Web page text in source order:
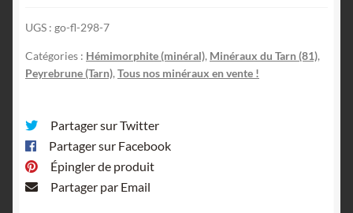
Peyrebrune,
Tarn.
UGS : go-fl-298-7
Catégories : Hémimorphite (minéral), Minéraux du Tarn (81),
Peyrebrune (Tarn), Tous nos minéraux en vente !
Partager sur Twitter
Partager sur Facebook
Épingler de produit
Partager par Email